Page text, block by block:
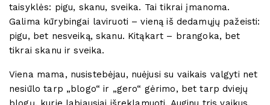
taisyklės: pigu, skanu, sveika. Tai tikrai įmanoma.
Galima kūrybingai laviruoti – vieną iš dedamųjų pažeisti:
pigu, bet nesveiką, skanu. Kitąkart – brangoka, bet
tikrai skanu ir sveika.
Viena mama, nusistebėjau, nuėjusi su vaikais valgyti net
nesiūlo tarp „blogo“ ir „gero“ gėrimo, bet tarp dviejų